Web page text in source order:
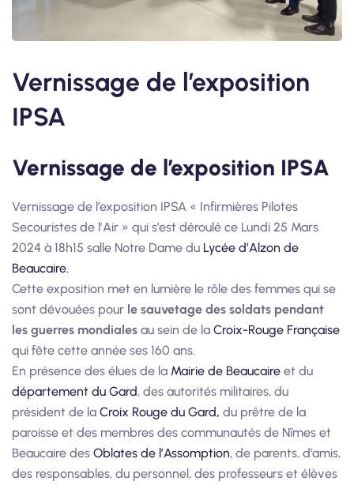
Vernissage de l’exposition
IPSA
Vernissage de l’exposition IPSA
Vernissage de l’exposition IPSA « Infirmières Pilotes
Secouristes de l’Air » qui s’est déroulé ce Lundi 25 Mars
2024 à 18h15 salle Notre Dame du Lycée d’Alzon de
Beaucaire.
Cette exposition met en lumière le rôle des femmes qui se
sont dévouées pour le sauvetage des soldats pendant
les guerres mondiales au sein de la Croix-Rouge Française
qui fête cette année ses 160 ans.
En présence des élues de la Mairie de Beaucaire et du
département du Gard, des autorités militaires, du
président de la Croix Rouge du Gard, du prêtre de la
paroisse et des membres des communautés de Nîmes et
Beaucaire des Oblates de l’Assomption, de parents, d’amis,
des responsables, du personnel, des professeurs et élèves